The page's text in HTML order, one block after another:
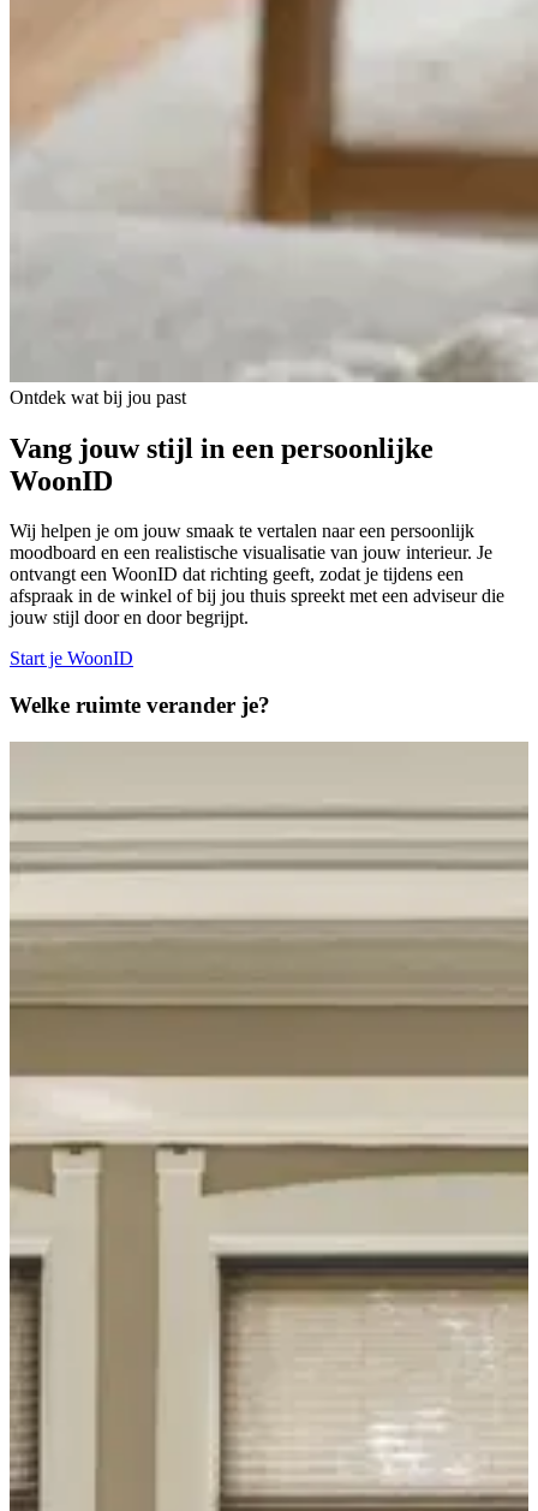
Ontdek wat bij jou past
Vang jouw stijl in een persoonlijke
WoonID
Wij helpen je om jouw smaak te vertalen naar een persoonlijk
moodboard en een realistische visualisatie van jouw interieur. Je
ontvangt een WoonID dat richting geeft, zodat je tijdens een
afspraak in de winkel of bij jou thuis spreekt met een adviseur die
jouw stijl door en door begrijpt.
Start je WoonID
Welke ruimte verander je?